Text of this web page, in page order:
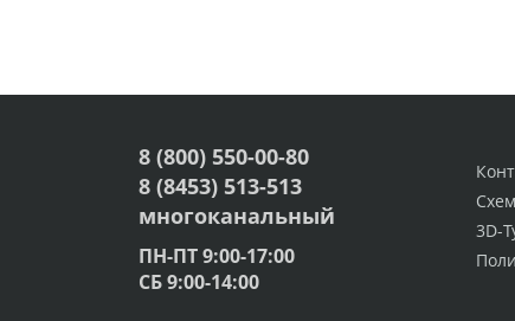
3D-
8 (800) 550-00-80
8 (8453) 513-513
многоканальный
ПН-ПТ 9:00-17:00
СБ 9:00-14:00